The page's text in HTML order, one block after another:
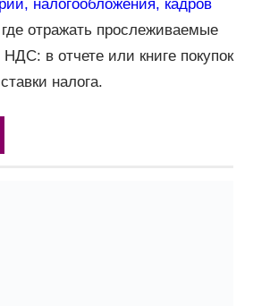
налогообложения, кадров
отражать прослеживаемые
в отчете или книге покупок
налога.